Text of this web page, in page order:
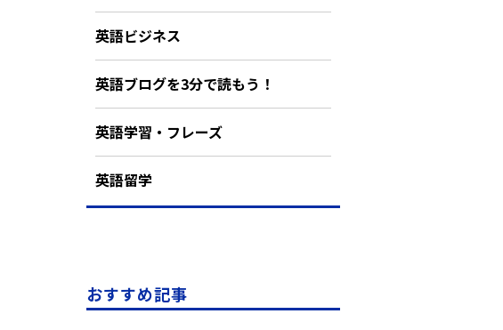
英語ビジネス
英語ブログを3分で読もう！
英語学習・フレーズ
英語留学
おすすめ記事